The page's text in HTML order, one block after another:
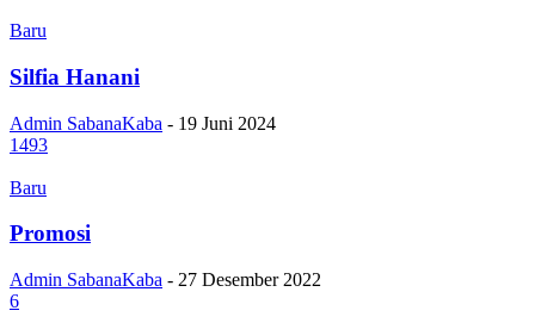
Baru
Silfia Hanani
Admin SabanaKaba - 19 Juni 2024
1493
Baru
Promosi
Admin SabanaKaba - 27 Desember 2022
6